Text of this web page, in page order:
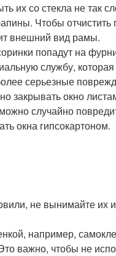
их со стекла не так
Чтобы
внешний вид рамы.
попадут на
службу, которая
серьезные
закрывать окно
случайно
окна гипсокартоном.
не вынимайте их
например,
важно, чтобы не